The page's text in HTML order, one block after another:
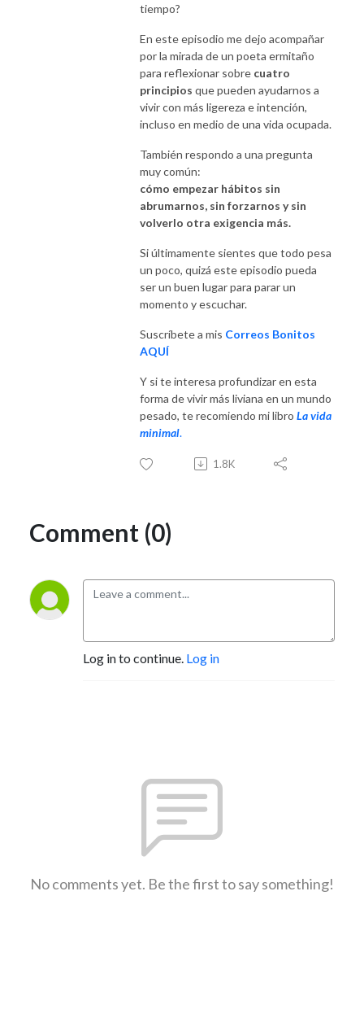
tiempo?
En este episodio me dejo acompañar
por la mirada de un poeta ermitaño
para reflexionar sobre cuatro
principios que pueden ayudarnos a
vivir con más ligereza e intención,
incluso en medio de una vida ocupada.
También respondo a una pregunta
muy común:
cómo empezar hábitos sin
abrumarnos, sin forzarnos y sin
volverlo otra exigencia más.
Si últimamente sientes que todo pesa
un poco, quizá este episodio pueda
ser un buen lugar para parar un
momento y escuchar.
Suscríbete a mis Correos Bonitos
AQUÍ
Y si te interesa profundizar en esta
forma de vivir más liviana en un mundo
pesado, te recomiendo mi libro La vida
minimal.
1.8K
Comment (0)
Log in to continue. Log in
No comments yet. Be the first to say something!